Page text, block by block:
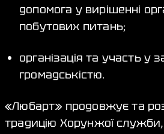
допомога у вирішенні
побутових питань;
організація та участь у
громадськістю.
«Любарт» продовжує та
традицію Хорунжої